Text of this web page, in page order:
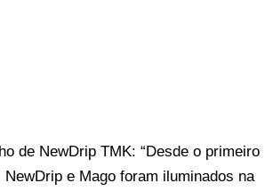
de NewDrip TMK: “Desde o primeiro
e Mago foram iluminados na